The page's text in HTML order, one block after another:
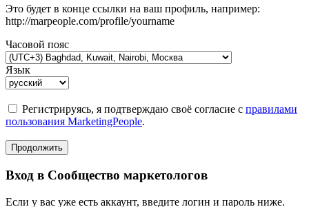
Это будет в конце ссылки на ваш профиль, например:
http://marpeople.com/profile/yourname
Часовой пояс
Язык
Регистрируясь, я подтверждаю своё согласие с правилами
пользования MarketingPeople.
Продолжить
Вход в Сообщество маркетологов
Если у вас уже есть аккаунт, введите логин и пароль ниже.